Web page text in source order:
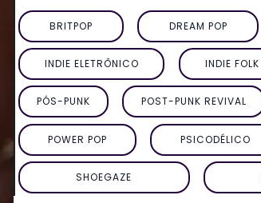
BRITPOP DREAM POP
INDIE ELETRÔNICO INDIE FOLK
PÓS-PUNK POST-PUNK REVIVAL
POWER POP PSICODÉLICO
SHOEGAZE